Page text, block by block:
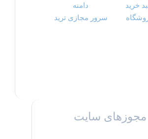
خرید
دامنه
سرور مجازی ترید
مجوزهای سایت